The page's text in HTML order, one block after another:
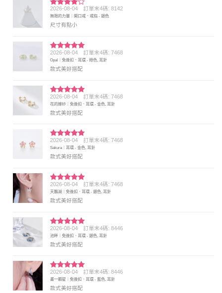
評分4
滿分 5
2026-08-04 訂單末4碼: 8142
無限的力量｜開口戒．戒指 - 銀色
尺寸有點小
評分5 滿
分 5
2026-08-04 訂單末4碼: 7468
Opal｜免後扣．耳環 - 綠色, 耳針
款式美好搭配
評分5滿
分 5
2026-08-04 訂單末4碼: 7468
花的嫁紗｜免後扣．耳環 - 金色, 耳針
款式美好搭配
評分5 滿
分 5
2026-08-04 訂單末4碼: 7468
Sakura｜耳環 - 金色, 耳針
款式美好搭配
評分5 滿
分 5
2026-08-04 訂單末4碼: 7468
天鵝湖｜免後扣．耳環 - 銀色, 耳針
款式美好搭配
評分5滿
分 5
2026-08-04 訂單末4碼: 8446
池畔｜免後扣．耳環 - 銀色, 耳針
款式美好搭配
評分5 滿
分 5
2026-08-04 訂單末4碼: 8446
畫一顆星｜免後扣．耳環 - 藍色, 耳針
款式美好搭配